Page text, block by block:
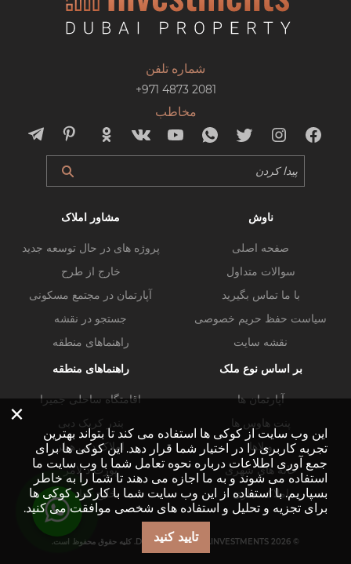
شماره تلفن
+971 4873 2081
مخاطب
ناوش
صفحه اصلی
سوالات متداول
با ما تماس بگیرید
سیاست حفظ حریم خصوصی
نقشه سایت
مشاور املاک
پروژه های در حال توسعه جدید
خارج از طرح
آپارتمان در مجتمع مسکونی
جستجو در نقشه
راهنماهای منطقه
بر اساس نوع ملک
آپارتمان ها
پنت هاوس ها
ویلاها
خانه های شهری
املاک تجاری
راهنماهای منطقه
اقامتگاه ساحلی جمیرا
بندر کریک دبی
املاک دبی هیلز
پورت د لامر
خلیج تجاری
© DUBAI-PROPERTY.INVESTMENTS 2026. کلیه حقوق محفوظ است.
×
این وب سایت از کوکی ها استفاده می کند تا بتواند بهترین
تجربه کاربری را در اختیار شما قرار دهد. این کوکی ها برای
جمع آوری اطلاعات درباره نحوه تعامل شما با وب سایت ما
استفاده می شوند و به ما اجازه می دهند تا شما را به خاطر
بسپاریم. با استفاده از این وب سایت شما با کارکرد کوکی ها
برای تجزیه و تحلیل و استفاده های شخصی موافقت می کنید.
تایید کنید